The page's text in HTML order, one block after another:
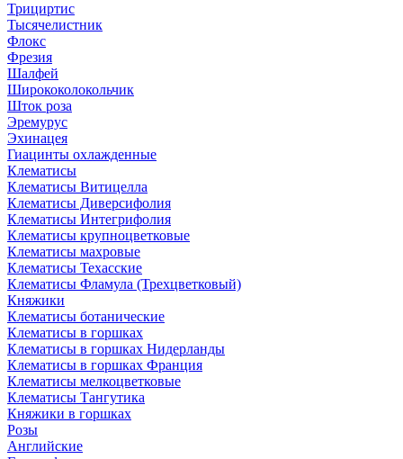
Трициртис
Тысячелистник
Флокс
Фрезия
Шалфей
Ширококолокольчик
Шток роза
Эремурус
Эхинацея
Гиацинты охлажденные
Клематисы
Клематисы Витицелла
Клематисы Диверсифолия
Клематисы Интегрифолия
Клематисы крупноцветковые
Клематисы махровые
Клематисы Техасские
Клематисы Фламула (Трехцветковый)
Княжики
Клематисы ботанические
Клематисы в горшках
Клематисы в горшках Нидерланды
Клематисы в горшках Франция
Клематисы мелкоцветковые
Клематисы Тангутика
Княжики в горшках
Розы
Английские